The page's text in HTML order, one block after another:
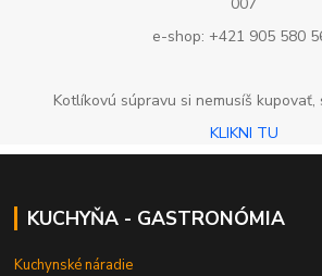
e-shop: +421 905 580
Kotlíkovú súpravu si nemusíš kupovať,
KLIKNI TU
KUCHYŇA - GASTRONÓMIA
Kuchynské náradie